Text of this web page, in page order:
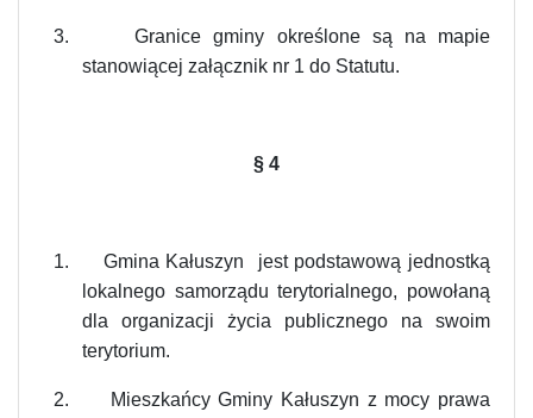
3.
Granice gminy określone są na mapie
stanowiącej załącznik nr 1 do Statutu.
§ 4
1.
Gmina Kałuszyn jest podstawową jednostką
lokalnego samorządu terytorialnego, powołaną
dla organizacji życia publicznego na swoim
terytorium.
2.
Mieszkańcy Gminy Kałuszyn z mocy prawa